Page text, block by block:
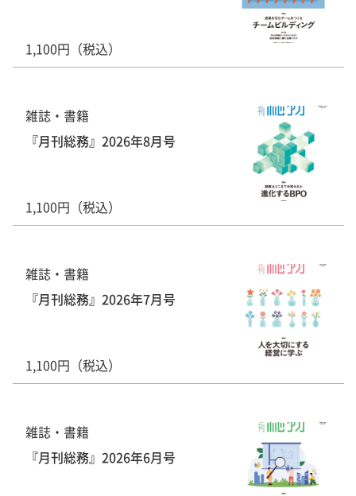
1,100円（税込）
雑誌・書籍
『月刊総務』2026年8月号
1,100円（税込）
雑誌・書籍
『月刊総務』2026年7月号
1,100円（税込）
雑誌・書籍
『月刊総務』2026年6月号